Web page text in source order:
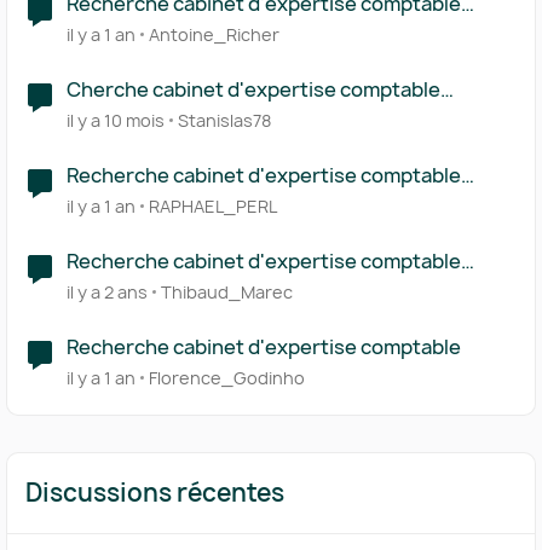
spécialisé produit physique avec Pennylane
il y a 1 an Antoine_Richer
Cherche cabinet d'expertise comptable
Boulogne-Billancourt - Saas / RH Tech
il y a 10 mois Stanislas78
Recherche cabinet d'expertise comptable
spécialisé Trading utilisant Pennylande
il y a 1 an RAPHAEL_PERL
Recherche cabinet d'expertise comptable
utilisant Pennylane
il y a 2 ans Thibaud_Marec
Recherche cabinet d'expertise comptable
il y a 1 an Florence_Godinho
Discussions récentes